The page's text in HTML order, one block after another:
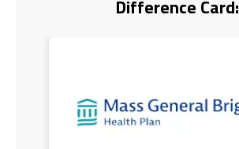
Difference Card: